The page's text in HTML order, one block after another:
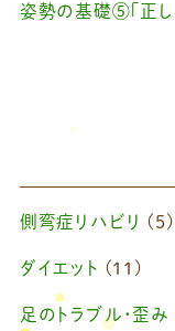
側弯症リハビリ (5)
ダイエット (11)
足のトラブル・歪み